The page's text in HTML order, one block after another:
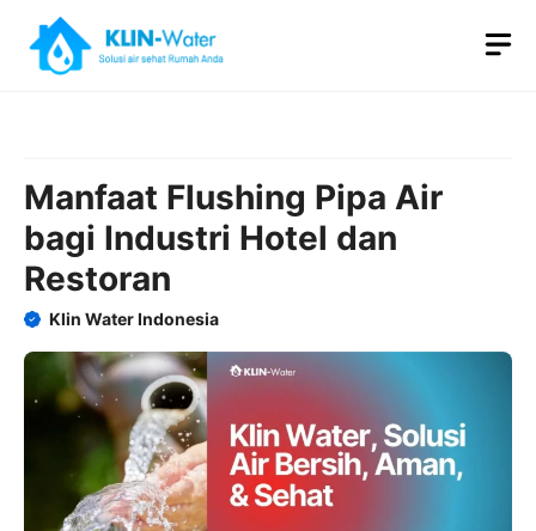
content
Manfaat Flushing Pipa Air
bagi Industri Hotel dan
Restoran
Klin Water Indonesia